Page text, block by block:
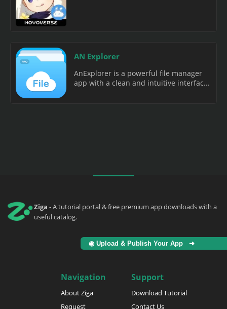
AN Explorer
AnExplorer is a powerful file manager
app with a clean and intuitive interfac...
Ziga - A tutorial portal & free premium app downloads with a
useful catalog.
◉ Upload & Publish Your App ➜
Navigation
About Ziga
Request
Support
Download Tutorial
Contact Us